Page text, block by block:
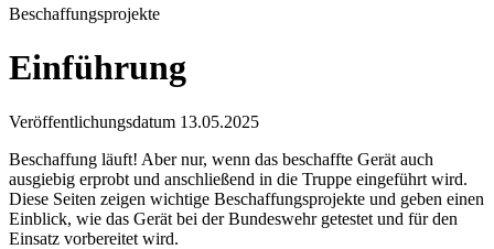
Beschaffungsprojekte
Einführung
Veröffentlichungsdatum 13.05.2025
Beschaffung läuft! Aber nur, wenn das beschaffte Gerät auch
ausgiebig erprobt und anschließend in die Truppe eingeführt wird.
Diese Seiten zeigen wichtige Beschaffungsprojekte und geben einen
Einblick, wie das Gerät bei der Bundeswehr getestet und für den
Einsatz vorbereitet wird.